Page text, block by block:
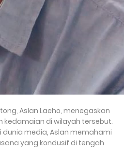
Aslan Laeho, menegaskan
di wilayah tersebut.
dunia media, Aslan memahami
yang kondusif di tengah